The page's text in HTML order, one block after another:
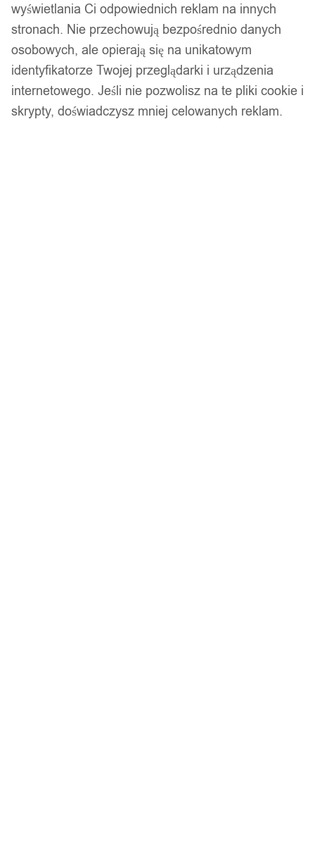
Kod produktu: EL217-BK-42
Dostępny w magazynie - szybka dostawa
Dodaj do koszyka
Zamówienia złożone do 14:00 w dni robocze wysyłamy tego
wyświetlania Ci odpowiednich reklam na innych
stronach. Nie przechowują bezpośrednio danych
osobowych, ale opierają się na unikatowym
identyfikatorze Twojej przeglądarki i urządzenia
internetowego. Jeśli nie pozwolisz na te pliki cookie i
skrypty, doświadczysz mniej celowanych reklam.